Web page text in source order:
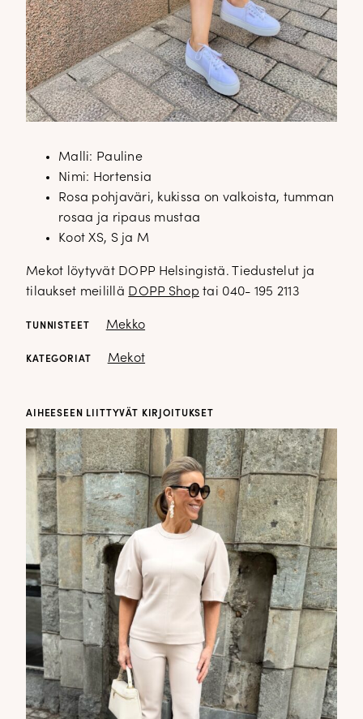
Malli: Pauline
Nimi: Hortensia
Rosa pohjaväri, kukissa on valkoista, tumman
rosaa ja ripaus mustaa
Koot XS, S ja M
Mekot löytyvät DOPP Helsingistä. Tiedustelut ja
tilaukset meilillä DOPP Shop tai 040- 195 2113
TUNNISTEET Mekko
KATEGORIAT Mekot
AIHEESEEN LIITTYVÄT KIRJOITUKSET